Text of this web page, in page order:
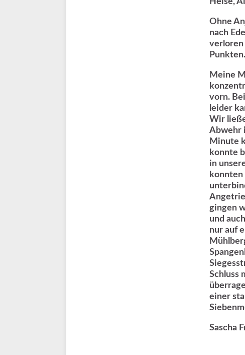
Ohne
nach
verloren
Punkten.
Meine
vorn.
leider
Wir
Abwehr
Minute
konnte
in
konnten
gingen
und
nur auf
Schluss
einer
Sascha